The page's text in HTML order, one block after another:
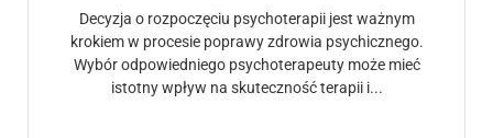
Decyzja o rozpoczęciu psychoterapii jest ważnym
krokiem w procesie poprawy zdrowia psychicznego.
Wybór odpowiedniego psychoterapeuty może mieć
istotny wpływ na skuteczność terapii i...